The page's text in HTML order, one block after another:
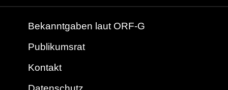
Bekanntgaben laut ORF-G
Publikumsrat
Kontakt